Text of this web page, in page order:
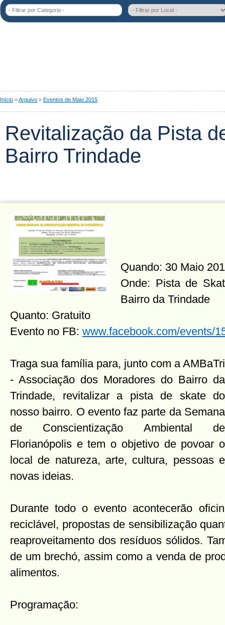
- Filtrar por Categoria -
Início »Arquivo » Eventos de Maio 2015
Revitalização da Pista
Bairro Trindade
Quando: 30 Maio
Onde: Pista de
Bairro da Trindade
Quanto: Gratuito
Evento no FB: www.facebook.com/events/
Traga sua família para, junto com a AMBaTri
- Associação dos Moradores do Bairro da
Trindade, revitalizar a pista de skate do
nosso bairro. O evento faz parte da Semana
de Conscientização Ambiental de
Florianópolis e tem o objetivo de povoar o
local de natureza, arte, cultura, pessoas e
novas ideias.
Durante todo o evento acontecerão
reciclável, propostas de sensibilização
reaproveitamento dos resíduos sólidos.
de um brechó, assim como a venda de
alimentos.
Programação: